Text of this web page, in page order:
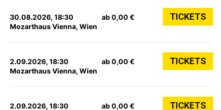
30.08.2026, 18:30
Mozarthaus Vienna, Wien
ab 0,00 € TICKETS
2.09.2026, 18:30
Mozarthaus Vienna, Wien
ab 0,00 € TICKETS
2.09.2026, 18:30
ab 0,00 € TICKETS